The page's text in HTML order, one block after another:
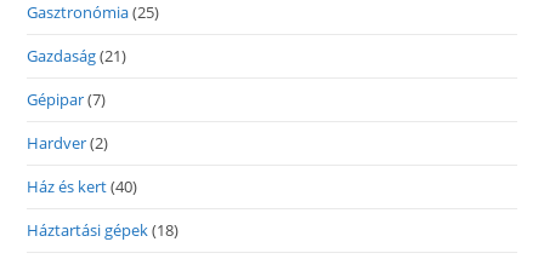
Gasztronómia(25)
Gazdaság(21)
Gépipar(7)
Hardver(2)
Ház és kert(40)
Háztartási gépek(18)